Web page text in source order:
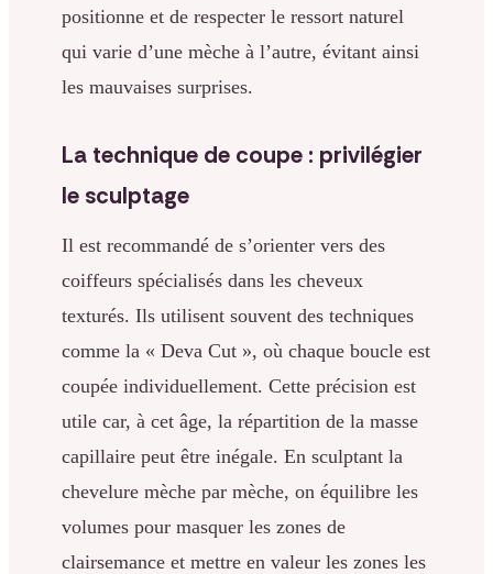
positionne et de respecter le ressort naturel
qui varie d’une mèche à l’autre, évitant ainsi
les mauvaises surprises.
La technique de coupe : privilégier
le sculptage
Il est recommandé de s’orienter vers des
coiffeurs spécialisés dans les cheveux
texturés. Ils utilisent souvent des techniques
comme la « Deva Cut », où chaque boucle est
coupée individuellement. Cette précision est
utile car, à cet âge, la répartition de la masse
capillaire peut être inégale. En sculptant la
chevelure mèche par mèche, on équilibre les
volumes pour masquer les zones de
clairsemance et mettre en valeur les zones les